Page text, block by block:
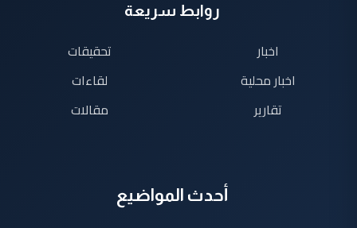
روابط سريعة
اخبار
اخبار محلية
تقارير
تحقيقات
لقاءات
مقالات
أحدث المواضيع